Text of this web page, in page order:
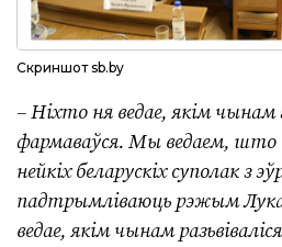
Скриншот sb.by
– Ніхто ня ведае, якім
фармаваўся. Мы ведаем, што
нейкіх беларускіх суполак з
падтрымліваюць рэжым
ведае, якім чынам